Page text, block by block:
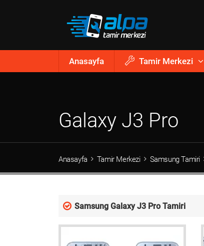
Anasayfa Tamir Merkezi
Galaxy J3 Pro
Anasayfa Tamir Merkezi Samsung Tamiri
Samsung Galaxy J3 Pro Tamiri